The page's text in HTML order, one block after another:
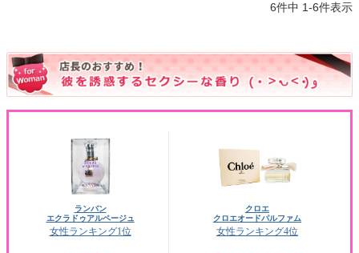
6件中 1-6件表示
ランバン
エクラドゥアルページュ
女性ランキング1位
クロエ
クロエオードパルファム
女性ランキング4位